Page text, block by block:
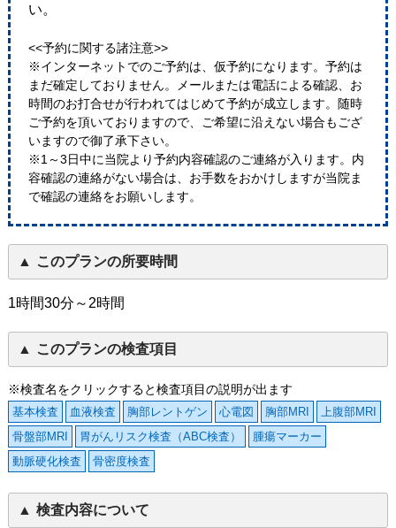
い。
<<予約に関する諸注意>>
※インターネットでのご予約は、仮予約になります。予約は
まだ確定しておりません。メールまたは電話による確認、お
時間のお打合せが行われてはじめて予約が成立します。随時
ご予約を頂いておりますので、ご希望に沿えない場合もござ
いますので御了承下さい。
※1～3日中に当院より予約内容確認のご連絡が入ります。内
容確認の連絡がない場合は、お手数をおかけしますが当院ま
で確認の連絡をお願いします。
このプランの所要時間
1時間30分～2時間
このプランの検査項目
※検査名をクリックすると検査項目の説明が出ます
基本検査 血液検査 胸部レントゲン 心電図 胸部MRI
上腹部MRI
骨盤部MRI
胃がんリスク検査（ABC検査）
腫瘍マーカー
動脈硬化検査
骨密度検査
検査内容について